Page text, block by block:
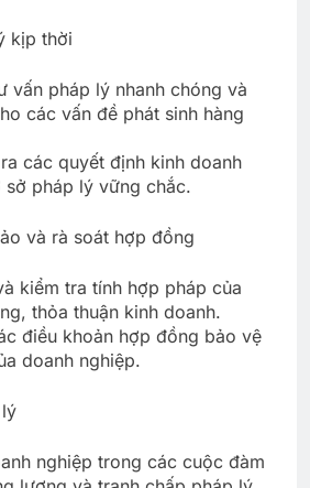
kịp thời
vấn pháp lý nhanh chóng và
các vấn đề phát sinh hàng
các quyết định kinh doanh
sở pháp lý vững chắc.
và rà soát hợp đồng
kiểm tra tính hợp pháp của
thỏa thuận kinh doanh.
điều khoản hợp đồng bảo vệ
doanh nghiệp.
nghiệp trong các cuộc đàm